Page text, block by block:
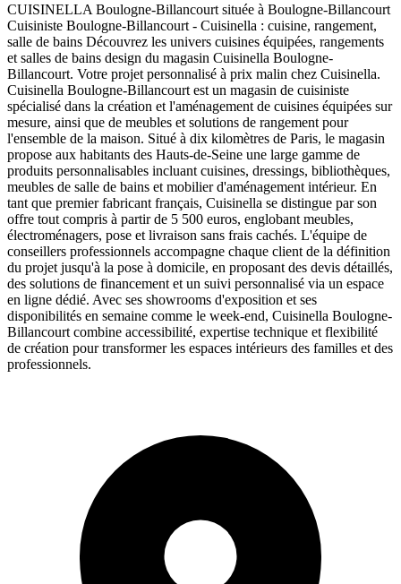
CUISINELLA Boulogne-Billancourt située à Boulogne-Billancourt
Cuisiniste Boulogne-Billancourt - Cuisinella : cuisine, rangement,
salle de bains Découvrez les univers cuisines équipées, rangements
et salles de bains design du magasin Cuisinella Boulogne-
Billancourt. Votre projet personnalisé à prix malin chez Cuisinella.
Cuisinella Boulogne-Billancourt est un magasin de cuisiniste
spécialisé dans la création et l'aménagement de cuisines équipées sur
mesure, ainsi que de meubles et solutions de rangement pour
l'ensemble de la maison. Situé à dix kilomètres de Paris, le magasin
propose aux habitants des Hauts-de-Seine une large gamme de
produits personnalisables incluant cuisines, dressings, bibliothèques,
meubles de salle de bains et mobilier d'aménagement intérieur. En
tant que premier fabricant français, Cuisinella se distingue par son
offre tout compris à partir de 5 500 euros, englobant meubles,
électroménagers, pose et livraison sans frais cachés. L'équipe de
conseillers professionnels accompagne chaque client de la définition
du projet jusqu'à la pose à domicile, en proposant des devis détaillés,
des solutions de financement et un suivi personnalisé via un espace
en ligne dédié. Avec ses showrooms d'exposition et ses
disponibilités en semaine comme le week-end, Cuisinella Boulogne-
Billancourt combine accessibilité, expertise technique et flexibilité
de création pour transformer les espaces intérieurs des familles et des
professionnels.